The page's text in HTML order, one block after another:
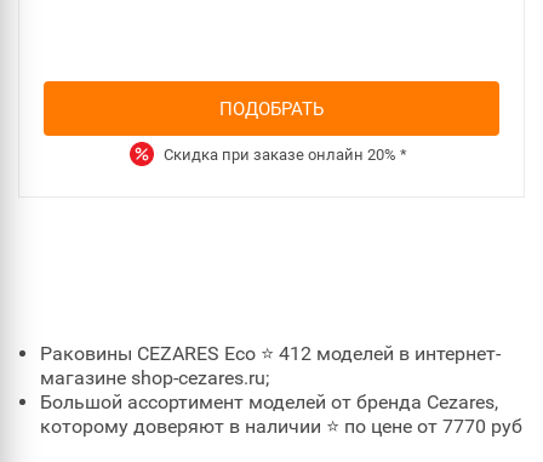
ПОДОБРАТЬ
Скидка при заказе онлайн 20% *
Раковины CEZARES Eco ⭐ 412 моделей в интернет-
магазине shop-cezares.ru;
Большой ассортимент моделей от бренда Cezares,
которому доверяют в наличии ⭐ по цене от 7770 руб